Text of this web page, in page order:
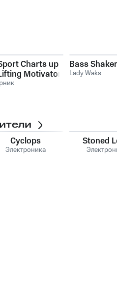
Charts up
Motivaton
Bass
Lady Waks
Cyclops
Электроника
Stoned